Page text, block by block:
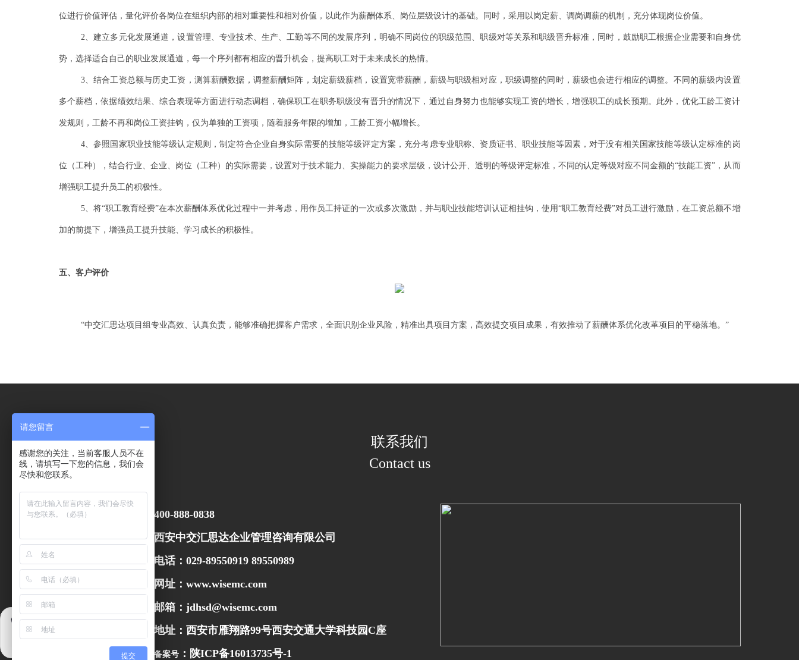
位进行价值评估，量化评价各岗位在组织内部的相对重要性和相对价值，以此作为薪酬体系、岗位层级设计的基础。同时，采用以岗定薪、调岗调薪的机制，充分体现岗位价值。
2、建立多元化发展通道，设置管理、专业技术、生产、工勤等不同的发展序列，明确不同岗位的职级范围、职级对等关系和职级晋升标准，同时，鼓励职工根据企业需要和自身优
势，选择适合自己的职业发展通道，每一个序列都有相应的晋升机会，提高职工对于未来成长的热情。
3、结合工资总额与历史工资，测算薪酬数据，调整薪酬矩阵，划定薪级薪档，设置宽带薪酬，薪级与职级相对应，职级调整的同时，薪级也会进行相应的调整。不同的薪级内设置
多个薪档，依据绩效结果、综合表现等方面进行动态调档，确保职工在职务职级没有晋升的情况下，通过自身努力也能够实现工资的增长，增强职工的成长预期。此外，优化工龄工资计
发规则，工龄不再和岗位工资挂钩，仅为单独的工资项，随着服务年限的增加，工龄工资小幅增长。
4、参照国家职业技能等级认定规则，制定符合企业自身实际需要的技能等级评定方案，充分考虑专业职称、资质证书、职业技能等因素，对于没有相关国家技能等级认定标准的岗
位（工种），结合行业、企业、岗位（工种）的实际需要，设置对于技术能力、实操能力的要求层级，设计公开、透明的等级评定标准，不同的认定等级对应不同金额的“技能工资”，从而
增强职工提升员工的积极性。
5、将“职工教育经费”在本次薪酬体系优化过程中一并考虑，用作员工持证的一次或多次激励，并与职业技能培训认证相挂钩，使用“职工教育经费”对员工进行激励，在工资总额不增
加的前提下，增强员工提升技能、学习成长的积极性。
五、客户评价
“中交汇思达项目组专业高效、认真负责，能够准确把握客户需求，全面识别企业风险，精准出具项目方案，高效提交项目成果，有效推动了薪酬体系优化改革项目的平稳落地。”
联系我们
Contact us
400-888-0838
西安中交汇思达企业管理咨询有限公司
电话：029-89550919 89550989
网址： www.wisemc.com
邮箱：jdhsd@wisemc.com
地址：西安市雁翔路99号西安交通大学科技园 C座
备案号： 陕ICP备16013735号-1
请您留言
感谢您的关注，当前客服人员不在
线，请填写一下您的信息，我们会
尽快和您联系。
提交